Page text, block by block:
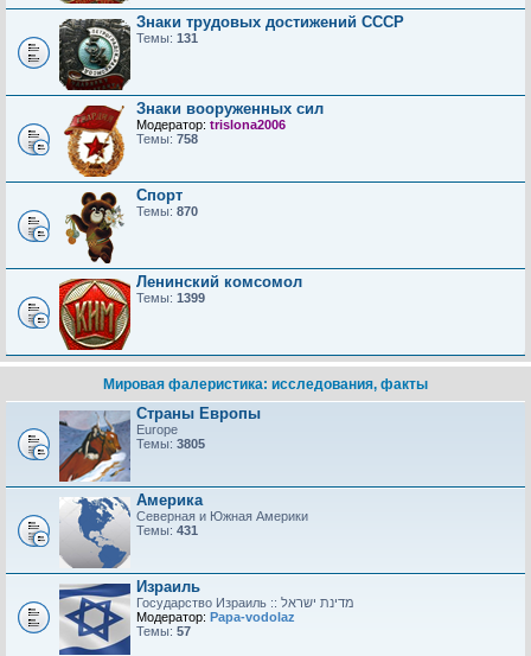
Знаки трудовых достижений CCCP
Темы: 131
Знаки вооруженных сил
Модератор: trislona2006
Темы: 758
Спорт
Темы: 870
Ленинский комсомол
Темы: 1399
Мировая фалеристика: исследования, факты
Страны Европы
Europe
Темы: 3805
Америка
Северная и Южная Америки
Темы: 431
Израиль
Модератор: Papa-vodolaz
Темы: 57